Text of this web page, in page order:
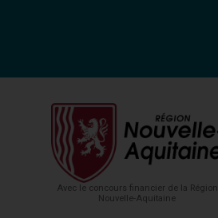
Avec le concours financier de la Région
Nouvelle-Aquitaine